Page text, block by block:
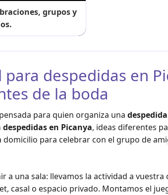
grupos y
despedidas en
de la boda
para quien organiza una
en Picanya, ideas diferentes
domicilio para celebrar con el grupo de
a una sala: llevamos la actividad a vuestra
casal o espacio privado. Montamos el